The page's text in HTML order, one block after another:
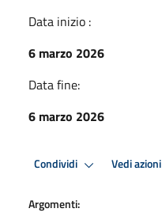
Data inizio :
6 marzo 2026
Data fine:
6 marzo 2026
Condividi Vedi azioni
Argomenti: